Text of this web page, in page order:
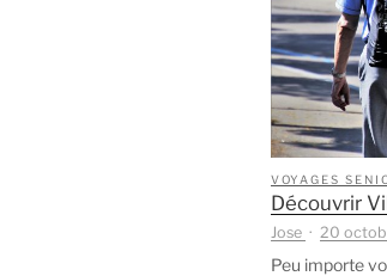
VOYAGES
Découvrir
Jose 20
Peu importe